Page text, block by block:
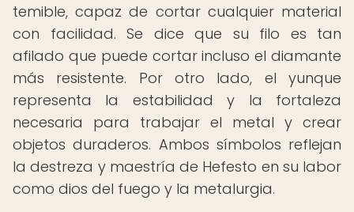
temible, capaz de cortar cualquier material
con facilidad. Se dice que su filo es tan
afilado que puede cortar incluso el diamante
más resistente. Por otro lado, el yunque
representa la estabilidad y la fortaleza
necesaria para trabajar el metal y crear
objetos duraderos. Ambos símbolos reflejan
la destreza y maestría de Hefesto en su labor
como dios del fuego y la metalurgia.